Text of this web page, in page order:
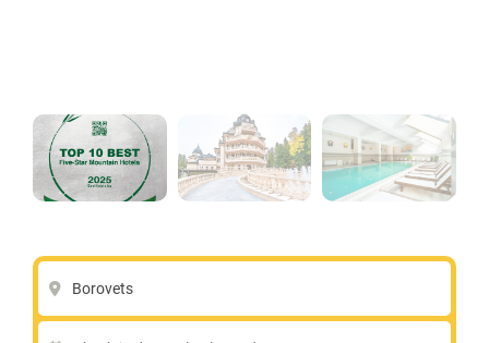
Borovets